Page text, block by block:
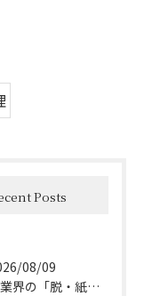
Posts
08/09
建設業界の「脱・紙とハンコ」へ。施工管理DXの3つの柱とは？